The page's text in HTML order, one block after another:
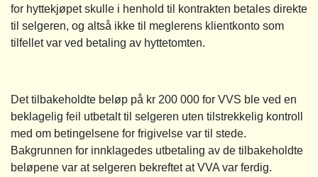
for hyttekjøpet skulle i henhold til kontrakten betales direkte
til selgeren, og altså ikke til meglerens klientkonto som
tilfellet var ved betaling av hyttetomten.
Det tilbakeholdte beløp på kr 200 000 for VVS ble ved en
beklagelig feil utbetalt til selgeren uten tilstrekkelig kontroll
med om betingelsene for frigivelse var til stede.
Bakgrunnen for innklagedes utbetaling av de tilbakeholdte
beløpene var at selgeren bekreftet at VVA var ferdig.